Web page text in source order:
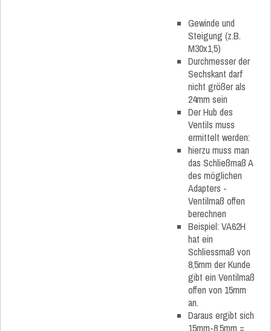
Gewinde und
Steigung (z.B.
M30x1,5)
Durchmesser der
Sechskant darf
nicht größer als
24mm sein
Der Hub des
Ventils muss
ermittelt werden:
hierzu muss man
das Schließmaß A
des möglichen
Adapters -
Ventilmaß offen
berechnen
Beispiel: VA62H
hat ein
Schliessmaß von
8,5mm der Kunde
gibt ein Ventilmaß
offen von 15mm
an.
Daraus ergibt sich
15mm-8,5mm =